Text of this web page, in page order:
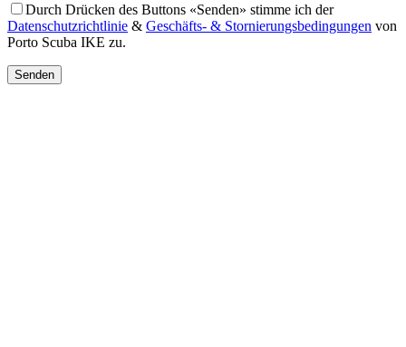
Durch Drücken des Buttons «Senden» stimme ich der
Datenschutzrichtlinie & Geschäfts- & Stornierungsbedingungen von
Porto Scuba IKE zu.